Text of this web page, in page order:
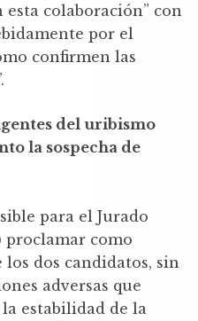
colaboración” con
por el
confirmen las
del uribismo
la sospecha de
para el Jurado
proclamar como
dos candidatos, sin
adversas que
estabilidad de la